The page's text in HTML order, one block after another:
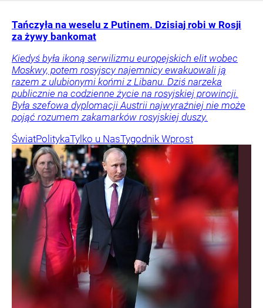
Tańczyła na weselu z Putinem. Dzisiaj robi w Rosji
za żywy bankomat
Kiedyś była ikoną serwilizmu europejskich elit wobec
Moskwy, potem rosyjscy najemnicy ewakuowali ją
razem z ulubionymi końmi z Libanu. Dziś narzeka
publicznie na codzienne życie na rosyjskiej prowincji.
Była szefowa dyplomacji Austrii najwyraźniej nie może
pojąć rozumem zakamarków rosyjskiej duszy.
ŚwiatPolitykaTylko u NasTygodnik Wprost